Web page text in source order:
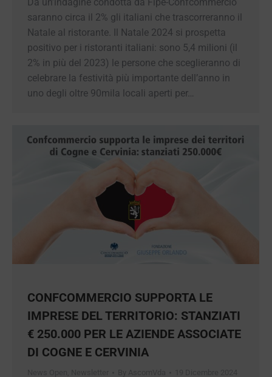
NATALE LUMINOSO PER LA
RISTORAZIONE
Comunicati
20 Dicembre 2024
Da un’indagine condotta da Fipe-
Confcommercio saranno circa il 2% gli italiani
italiani: sono 5,4 milioni (il 2% in più del 2023) le
persone che sceglieranno di celebrare la festività
più importante dell’anno in uno degli oltre
90mila locali aperti per…